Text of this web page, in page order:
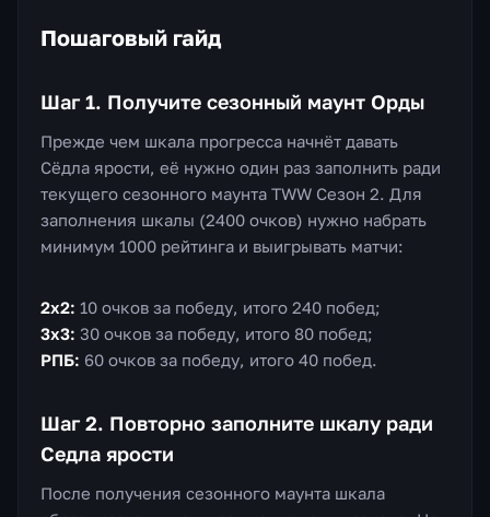
Пошаговый гайд
Шаг 1. Получите сезонный маунт Орды
Прежде чем шкала прогресса начнёт давать
Сёдла ярости, её нужно один раз заполнить ради
текущего сезонного маунта TWW Сезон 2. Для
заполнения шкалы (2400 очков) нужно набрать
минимум 1000 рейтинга и выигрывать матчи:
2х2: 10 очков за победу, итого 240 побед;
3х3: 30 очков за победу, итого 80 побед;
РПБ: 60 очков за победу, итого 40 побед.
Шаг 2. Повторно заполните шкалу ради
Седла ярости
После получения сезонного маунта шкала